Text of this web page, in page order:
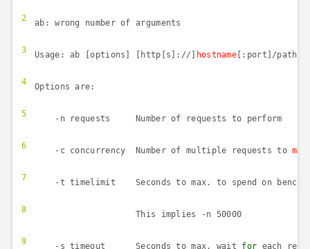
2
3
4
5
6
7
8
9
ab: wrong number of arguments
Usage: ab [options] [http[s]://] hostname [:port]/
Options are:
-n requests Number of requests to perform
-c concurrency Number of multiple requests to
-t timelimit Seconds to max. to spend on
This implies -n 50000
-s timeout Seconds to max. wait for each